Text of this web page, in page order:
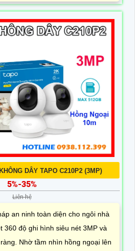
DÂY TAPO C210P2 (3MP)
5%-35%
Liên hệ
an ninh toàn diện cho ngôi nhà
360 độ ghi hình siêu nét 3MP và
Nhờ tầm nhìn hồng ngoại lên